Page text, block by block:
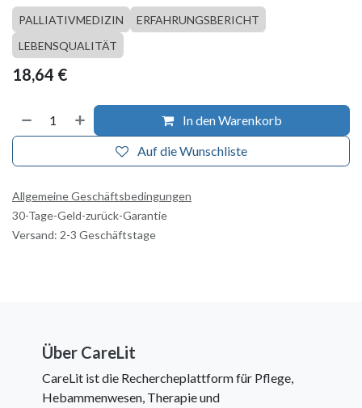
PALLIATIVMEDIZIN
ERFAHRUNGSBERICHT
LEBENSQUALITÄT
18,64 €
In den Warenkorb
Auf die Wunschliste
Allgemeine Geschäftsbedingungen
30-Tage-Geld-zurück-Garantie
Versand: 2-3 Geschäftstage
Über CareLit
CareLit ist die Rechercheplattform für Pflege,
Hebammenwesen, Therapie und